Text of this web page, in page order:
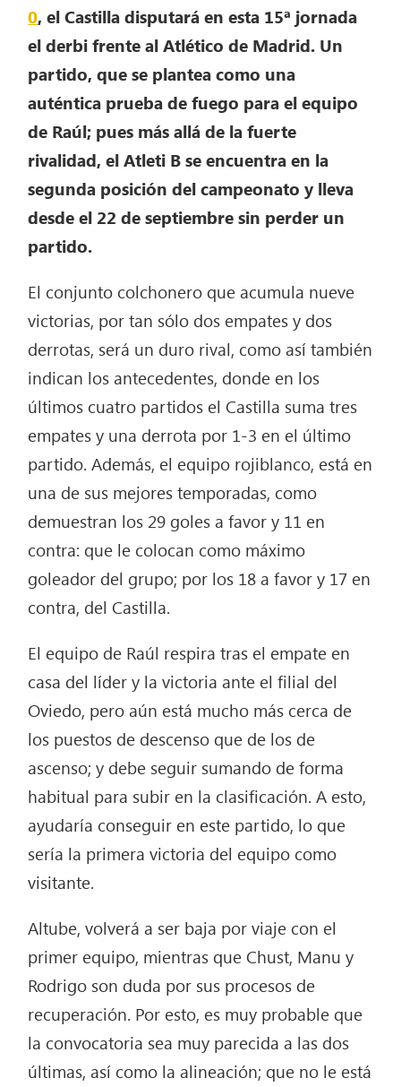
0, el Castilla disputará en esta 15ª jornada
el derbi frente al Atlético de Madrid. Un
partido, que se plantea como una
auténtica prueba de fuego para el equipo
de Raúl; pues más allá de la fuerte
rivalidad, el Atleti B se encuentra en la
segunda posición del campeonato y lleva
desde el 22 de septiembre sin perder un
partido.
El conjunto colchonero que acumula nueve
victorias, por tan sólo dos empates y dos
derrotas, será un duro rival, como así también
indican los antecedentes, donde en los
últimos cuatro partidos el Castilla suma tres
empates y una derrota por 1-3 en el último
partido. Además, el equipo rojiblanco, está en
una de sus mejores temporadas, como
demuestran los 29 goles a favor y 11 en
contra: que le colocan como máximo
goleador del grupo; por los 18 a favor y 17 en
contra, del Castilla.
El equipo de Raúl respira tras el empate en
casa del líder y la victoria ante el filial del
Oviedo, pero aún está mucho más cerca de
los puestos de descenso que de los de
ascenso; y debe seguir sumando de forma
habitual para subir en la clasificación. A esto,
ayudaría conseguir en este partido, lo que
sería la primera victoria del equipo como
visitante.
Altube, volverá a ser baja por viaje con el
primer equipo, mientras que Chust, Manu y
Rodrigo son duda por sus procesos de
recuperación. Por esto, es muy probable que
la convocatoria sea muy parecida a las dos
últimas, así como la alineación; que no le está